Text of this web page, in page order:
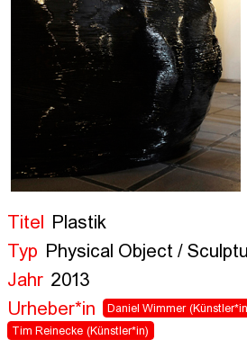
Titel
Plastik
Typ Physical Object /
Jahr 2013
Urheber*in
Daniel Wimmer
Tim Reinecke (Künstler*in)